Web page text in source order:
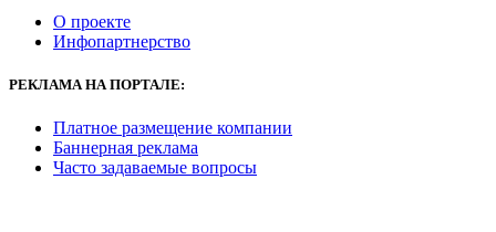
О проекте
Инфопартнерство
РЕКЛАМАНА ПОРТАЛЕ:
Платное размещение компании
Баннерная реклама
Часто задаваемые вопросы